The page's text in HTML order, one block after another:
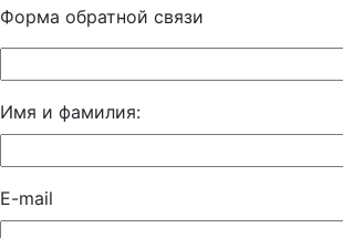
Форма обратной связи
Имя и фамилия:
E-mail